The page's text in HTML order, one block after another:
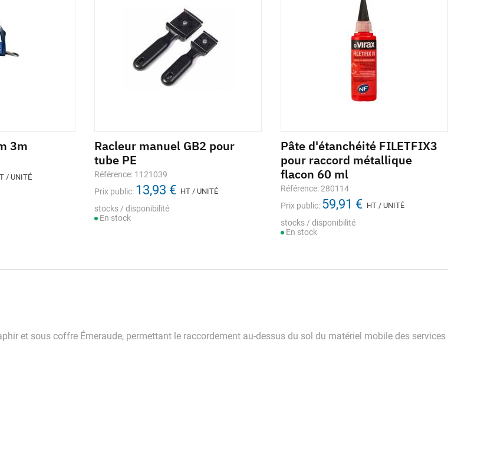
3m
/ UNITÉ
Racleur manuel GB2 pour
tube PE
Référence: 1121039
Prix public: 13,93 € HT / UNITÉ
stocks / disponibilité
En stock
Pâte d'étanchéité FILETFIX3
pour raccord métallique
flacon 60 ml
Référence: 280114
Prix public: 59,91 € HT / UNITÉ
stocks / disponibilité
En stock
et sous coffre Émeraude, permettant le raccordement au-dessus du sol du matériel mobile des services